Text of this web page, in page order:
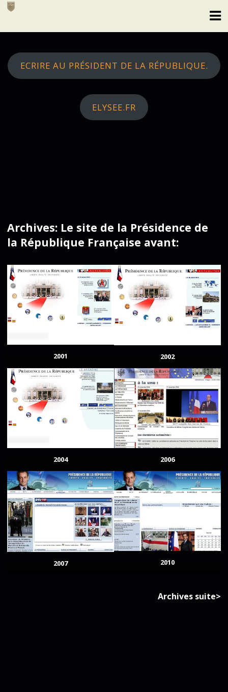
Skip
ECRIRE AU PRÉSIDENT DE LA RÉPUBLIQUE.
ELYSEE.FR
Archives: Le site de la Présidence de
la République Française avant:
2001 2002
2004 2006
2007 2010
Archives suite>